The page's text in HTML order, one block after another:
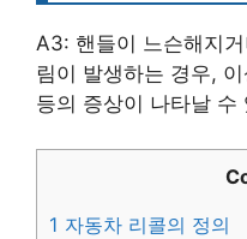
A3: 핸들이 느슨해지
림이 발생하는 경우,
등의 증상이 나타날 수
1 자동차 리콜의 정의